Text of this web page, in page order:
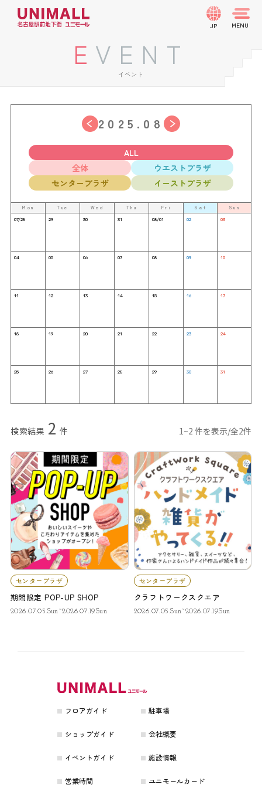
JP
EVENT
イベント
2025.08
ALL
全体
ウエストプラザ
センタープラザ
イーストプラザ
Mon Tue Wed Thu Fri Sat Sun
07/28 29 30 31 08/01 02 03
04 05 06 07 08 09 10
11 12 13 14 15 16 17
18 19 20 21 22 23 24
25 26 27 28 29 30 31
検索結果 2 件 1~2 件を表示/全2件
センタープラザ
期間限定 POP-UP SHOP
2026.07.05.Sun~2026.07.19.Sun
センタープラザ
クラフトワークスクエア
2026.07.05.Sun~2026.07.19.Sun
フロアガイド
ユニモールカード
ショップガイド
駐車場
イベントガイド
会社概要
営業時間
施設情報